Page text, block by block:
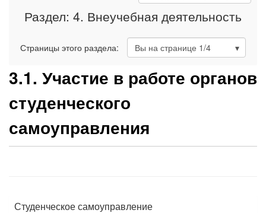
Раздел: 4. Внеучебная деятельность
Страницы этого раздела: Вы на странице 1/4
3.1. Участие в работе органов
студенческого
самоуправления
Студенческое самоуправление